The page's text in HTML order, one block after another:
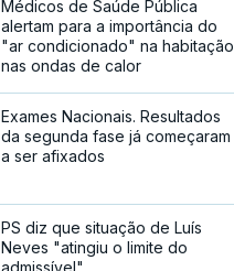
Médicos de Saúde Pública
alertam para a importância do
"ar condicionado" na habitação
nas ondas de calor
Exames Nacionais. Resultados
da segunda fase já começaram
a ser afixados
PS diz que situação de Luís
Neves "atingiu o limite do